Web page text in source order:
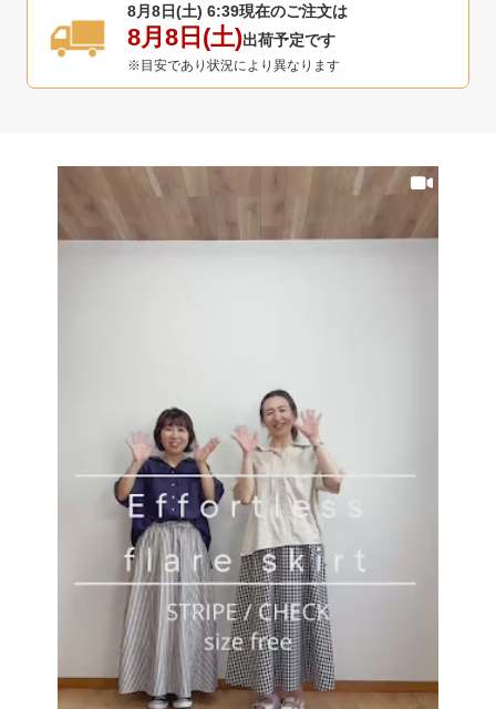
8月8日(土) 6:39現在のご注文は
8月8日(土)出荷予定です
※目安であり状況により異なります